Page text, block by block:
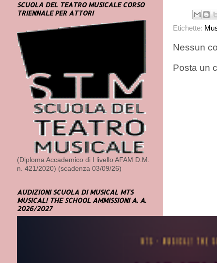
Etichette:
Nessun
Posta un
SCUOLA DEL TEATRO MUSICALE CORSO
TRIENNALE PER ATTORI
(Diploma Accademico di I livello AFAM D.M.
n. 421/2020) (scadenza 03/09/26)
AUDIZIONI SCUOLA DI MUSICAL MTS
MUSICAL! THE SCHOOL AMMISSIONI A. A.
2026/2027